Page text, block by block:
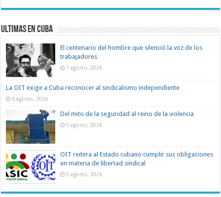
Ultimas en Cuba
El centenario del hombre que silenció la voz de los
trabajadores
7 agosto, 2026
La OIT exige a Cuba reconocer al sindicalismo independiente
6 agosto, 2026
Del mito de la seguridad al reino de la violencia
5 agosto, 2026
OIT reitera al Estado cubano cumplir sus obligaciones
en materia de libertad sindical
5 agosto, 2026